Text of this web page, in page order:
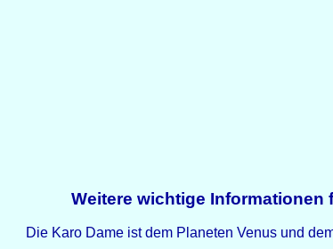
Weitere wichtige Informationen
Die Karo Dame ist dem Planeten Venus und